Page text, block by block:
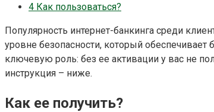
4 Как пользоваться?
Популярность интернет-банкинга среди
уровне безопасности, который
ключевую роль: без ее активации у вас не
инструкция – ниже.
Как ее получить?